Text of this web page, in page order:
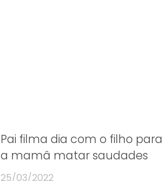
Pai filma dia com o filho para
a mamâ matar saudades
25/03/2022